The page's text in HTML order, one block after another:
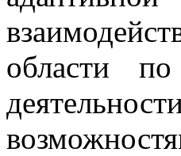
области по